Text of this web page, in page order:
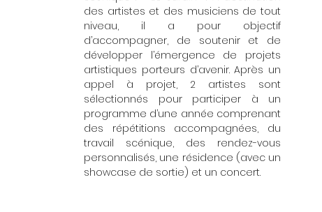
des artistes et des musiciens de tout
niveau, il a pour objectif
d’accompagner, de soutenir et de
développer l’émergence de projets
artistiques porteurs d’avenir. Après un
appel à projet, 2 artistes sont
sélectionnés pour participer à un
programme d’une année comprenant
des répétitions accompagnées, du
travail scénique, des rendez-vous
personnalisés, une résidence (avec un
showcase de sortie) et un concert.